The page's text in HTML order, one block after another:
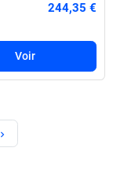
244,35 €
Voir
keyboard_arrow_right